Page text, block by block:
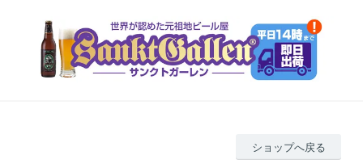
ショップへ戻る